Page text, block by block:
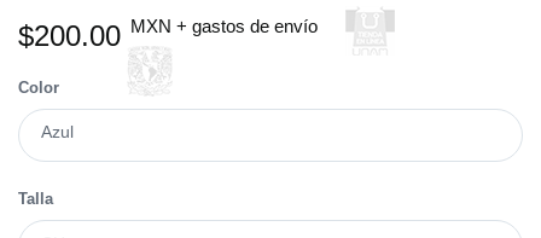
$200.00 MXN + gastos de envío
Color
Azul
Talla